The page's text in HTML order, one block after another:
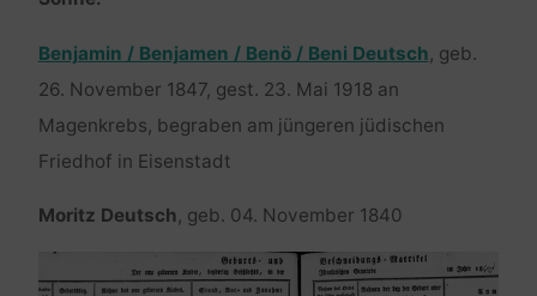
Benjamin / Benjamen / Benö / Beni Deutsch, geb.
26. November 1847, gest. 23. Mai 1918 an
Magenkrebs, begraben am jüngeren jüdischen
Friedhof in Eisenstadt
Moritz Deutsch, geb. 04. November 1840